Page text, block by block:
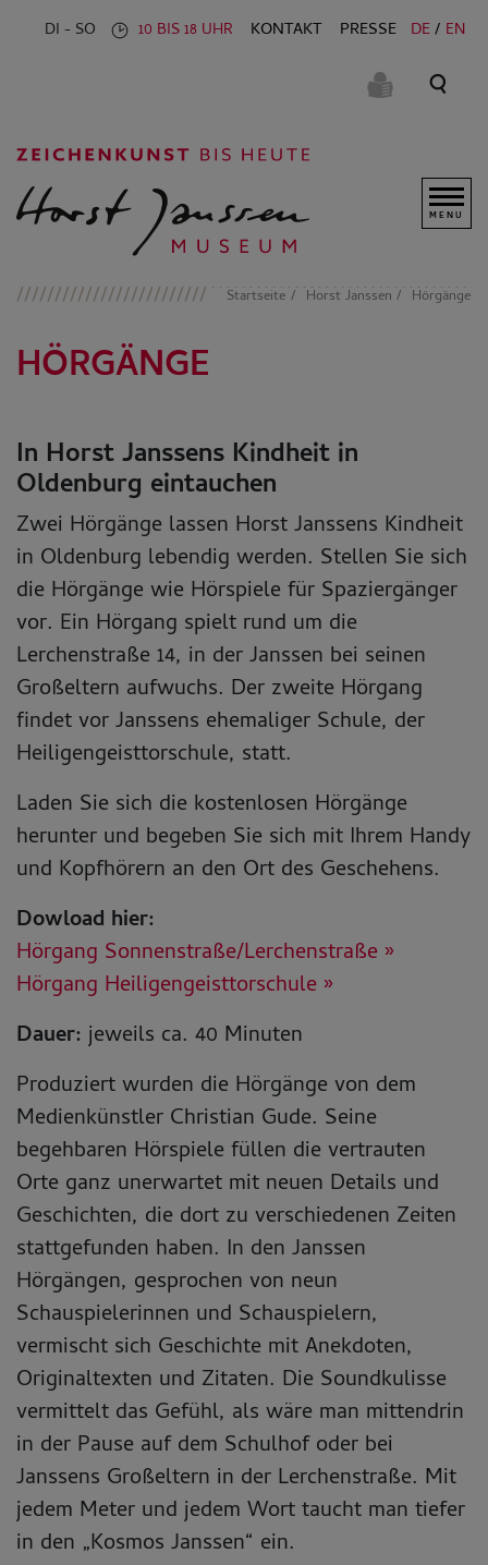
DI - SO 10 BIS 18 UHR KONTAKT PRESSE DE EN
MENU
Startseite Horst Janssen Hörgänge
HÖRGÄNGE
In Horst Janssens Kindheit in
Oldenburg eintauchen
Zwei Hörgänge lassen Horst Janssens Kindheit
in Oldenburg lebendig werden. Stellen Sie sich
die Hörgänge wie Hörspiele für Spaziergänger
vor. Ein Hörgang spielt rund um die
Lerchenstraße 14, in der Janssen bei seinen
Großeltern aufwuchs. Der zweite Hörgang
findet vor Janssens ehemaliger Schule, der
Heiligengeisttorschule, statt.
Laden Sie sich die kostenlosen Hörgänge
herunter und begeben Sie sich mit Ihrem Handy
und Kopfhörern an den Ort des Geschehens.
Dowload hier:
Hörgang Sonnenstraße/Lerchenstraße »
Hörgang Heiligengeisttorschule »
Dauer: jeweils ca. 40 Minuten
Produziert wurden die Hörgänge von dem
Medienkünstler Christian Gude. Seine
begehbaren Hörspiele füllen die vertrauten
Orte ganz unerwartet mit neuen Details und
Geschichten, die dort zu verschiedenen Zeiten
stattgefunden haben. In den Janssen
Hörgängen, gesprochen von neun
Schauspielerinnen und Schauspielern,
vermischt sich Geschichte mit Anekdoten,
Originaltexten und Zitaten. Die Soundkulisse
vermittelt das Gefühl, als wäre man mittendrin
in der Pause auf dem Schulhof oder bei
Janssens Großeltern in der Lerchenstraße. Mit
jedem Meter und jedem Wort taucht man tiefer
in den „Kosmos Janssen“ ein.